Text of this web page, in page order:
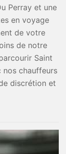
Perray et une
en voyage
de votre
de notre
Saint
nos chauffeurs
discrétion et